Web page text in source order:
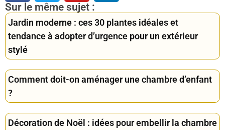
Sur le même sujet :
Jardin moderne : ces 30 plantes idéales et
tendance à adopter d’urgence pour un extérieur
stylé
Comment doit-on aménager une chambre d’enfant
?
Décoration de Noël : idées pour embellir la chambre